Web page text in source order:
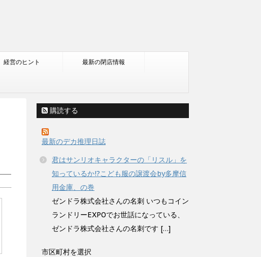
経営のヒント 最新の閉店情報
購読する
最新のデカ推理日誌
君はサンリオキャラクターの「リスル」を
知っているか!?こども服の譲渡会by多摩信
用金庫、の巻
ゼンドラ株式会社さんの名刺 いつもコイン
ランドリーEXPOでお世話になっている、
ゼンドラ株式会社さんの名刺です […]
市区町村を選択